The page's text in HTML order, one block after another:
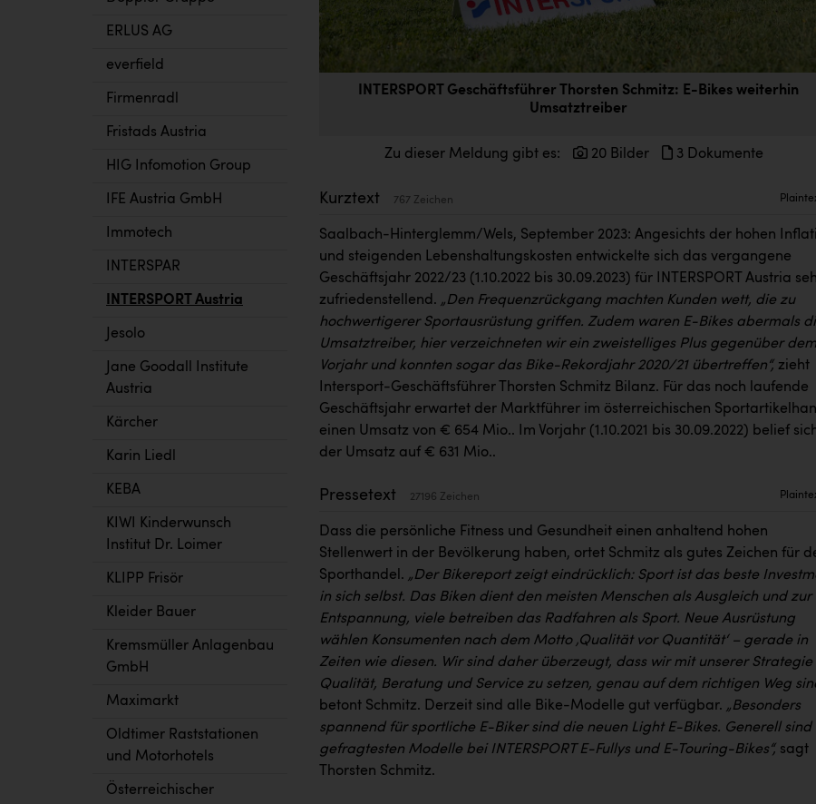
ERLUS AG
everfield
Firmenradl
Fristads Austria
HIG Infomotion Group
IFE Austria GmbH
Immotech
INTERSPAR
INTERSPORT Austria
Jesolo
Jane Goodall Institute
Austria
Kärcher
Karin Liedl
KEBA
KIWI Kinderwunsch
Institut Dr. Loimer
KLIPP Frisör
Kleider Bauer
Kremsmüller Anlagenbau
GmbH
Maximarkt
Oldtimer Raststationen
und Motorhotels
Österreichischer
INTERSPORT Geschäftsführer Thorsten Schmitz: E-Bikes weiterhin
Umsatztreiber
Zu dieser Meldung gibt es: 20 Bilder 3 Dokumente
Kurztext 767 Zeichen
Saalbach-Hinterglemm/Wels, September 2023: Angesichts der hohen
und steigenden Lebenshaltungskosten entwickelte sich das vergangene
Geschäftsjahr 2022/23 (1.10.2022 bis 30.09.2023) für INTERSPORT Austria
zufriedenstellend. „Den Frequenzrückgang machten Kunden wett, die zu
hochwertigerer Sportausrüstung griffen. Zudem waren E-Bikes abermals
Umsatztreiber, hier verzeichneten wir ein zweistelliges Plus gegenüber dem
Vorjahr und konnten sogar das Bike-Rekordjahr 2020/21 übertreffen“, zieht
Intersport-Geschäftsführer Thorsten Schmitz Bilanz. Für das noch laufende
Geschäftsjahr erwartet der Marktführer im österreichischen
einen Umsatz von € 654 Mio.. Im Vorjahr (1.10.2021 bis 30.09.2022) belief
der Umsatz auf € 631 Mio..
Pressetext 27196 Zeichen
Dass die persönliche Fitness und Gesundheit einen anhaltend hohen
Stellenwert in der Bevölkerung haben, ortet Schmitz als gutes Zeichen für
Sporthandel. „Der Bikereport zeigt eindrücklich: Sport ist das beste
in sich selbst. Das Biken dient den meisten Menschen als Ausgleich und zur
Entspannung, viele betreiben das Radfahren als Sport. Neue Ausrüstung
wählen Konsumenten nach dem Motto ‚Qualität vor Quantität‘ – gerade in
Zeiten wie diesen. Wir sind daher überzeugt, dass wir mit unserer Strategie
Qualität, Beratung und Service zu setzen, genau auf dem richtigen Weg
betont Schmitz. Derzeit sind alle Bike-Modelle gut verfügbar. „Besonders
spannend für sportliche E-Biker sind die neuen Light E-Bikes. Generell sind
gefragtesten Modelle bei INTERSPORT E-Fullys und E-Touring-Bikes“, sagt
Thorsten Schmitz.